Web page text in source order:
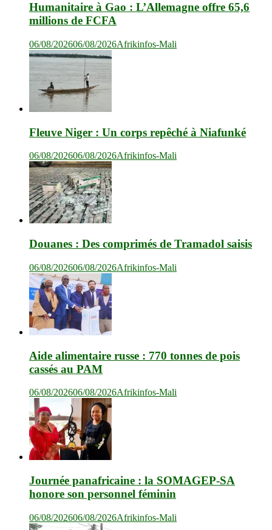
Humanitaire à Gao : L’Allemagne offre 65,6
millions de FCFA
06/08/202606/08/2026Afrikinfos-Mali
Fleuve Niger : Un corps repêché à Niafunké
06/08/202606/08/2026Afrikinfos-Mali
Douanes : Des comprimés de Tramadol saisis
06/08/202606/08/2026Afrikinfos-Mali
Aide alimentaire russe : 770 tonnes de pois
cassés au PAM
06/08/202606/08/2026Afrikinfos-Mali
Journée panafricaine : la SOMAGEP-SA
honore son personnel féminin
06/08/202606/08/2026Afrikinfos-Mali